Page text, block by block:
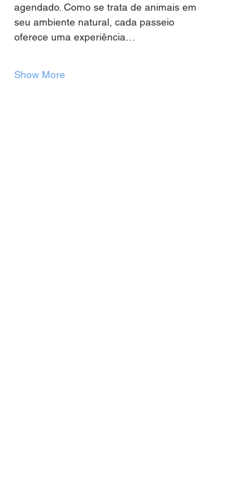
agendado. Como se trata de animais em
seu ambiente natural, cada passeio
oferece uma experiência…
Show More